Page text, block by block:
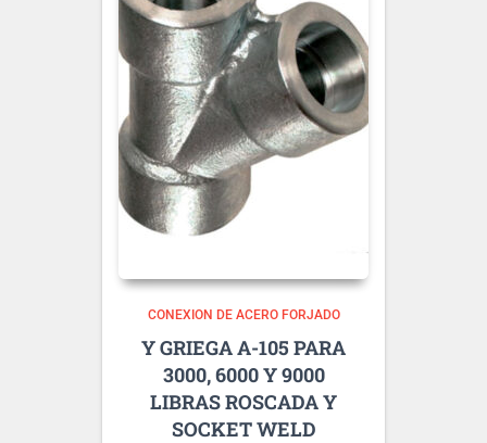
CONEXION DE ACERO FORJADO
Y GRIEGA A-105 PARA
3000, 6000 Y 9000
LIBRAS ROSCADA Y
SOCKET WELD